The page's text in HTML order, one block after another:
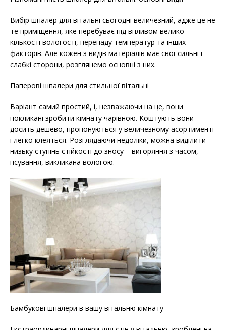
Вибір шпалер для вітальні сьогодні величезний, адже це не
те приміщення, яке перебуває під впливом великої
кількості вологості, перепаду температур та інших
факторів. Але кожен з видів матеріалів має свої сильні і
слабкі сторони, розглянемо основні з них.
Паперові шпалери для стильної вітальні
Варіант самий простий, і, незважаючи на це, вони
покликані зробити кімнату чарівною. Коштують вони
досить дешево, пропонуються у величезному асортименті
і легко клеяться. Розглядаючи недоліки, можна виділити
низьку ступінь стійкості до зносу – вигоряння з часом,
псування, викликана вологою.
Бамбукові шпалери в вашу вітальню кімнату